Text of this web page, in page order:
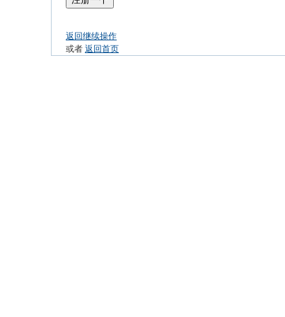
返回继续操作
或者 返回首页